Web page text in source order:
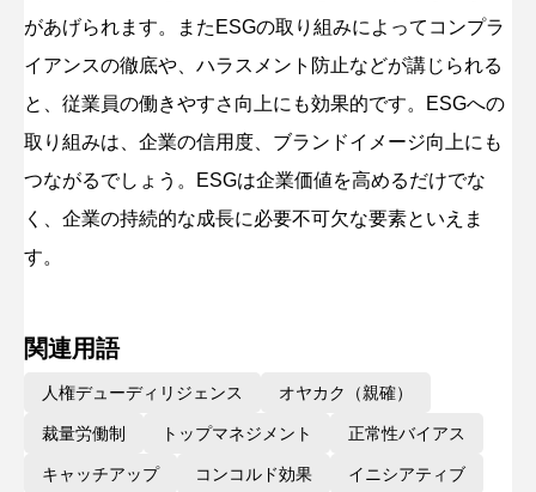
があげられます。またESGの取り組みによってコンプラ
イアンスの徹底や、ハラスメント防止などが講じられる
と、従業員の働きやすさ向上にも効果的です。ESGへの
取り組みは、企業の信用度、ブランドイメージ向上にも
つながるでしょう。ESGは企業価値を高めるだけでな
く、企業の持続的な成長に必要不可欠な要素といえま
す。
関連用語
人権デューディリジェンス オヤカク（親確）
裁量労働制 トップマネジメント 正常性バイアス
キャッチアップ コンコルド効果 イニシアティブ